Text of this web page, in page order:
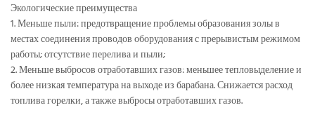
Экологические преимущества
1. Меньше пыли: предотвращение проблемы образования золы в
местах соединения проводов оборудования с прерывистым режимом
работы; отсутствие перелива и пыли;
2. Меньше выбросов отработавших газов: меньшее тепловыделение и
более низкая температура на выходе из барабана. Снижается расход
топлива горелки, а также выбросы отработавших газов.